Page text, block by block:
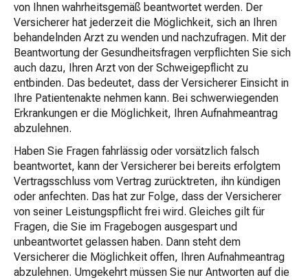
von Ihnen wahrheitsgemäß beantwortet werden. Der
Versicherer hat jederzeit die Möglichkeit, sich an Ihren
behandelnden Arzt zu wenden und nachzufragen. Mit der
Beantwortung der Gesundheitsfragen verpflichten Sie sich
auch dazu, Ihren Arzt von der Schweigepflicht zu
entbinden. Das bedeutet, dass der Versicherer Einsicht in
Ihre Patientenakte nehmen kann. Bei schwerwiegenden
Erkrankungen er die Möglichkeit, Ihren Aufnahmeantrag
abzulehnen.
Haben Sie Fragen fahrlässig oder vorsätzlich falsch
beantwortet, kann der Versicherer bei bereits erfolgtem
Vertragsschluss vom Vertrag zurücktreten, ihn kündigen
oder anfechten. Das hat zur Folge, dass der Versicherer
von seiner Leistungspflicht frei wird. Gleiches gilt für
Fragen, die Sie im Fragebogen ausgespart und
unbeantwortet gelassen haben. Dann steht dem
Versicherer die Möglichkeit offen, Ihren Aufnahmeantrag
abzulehnen. Umgekehrt müssen Sie nur Antworten auf die